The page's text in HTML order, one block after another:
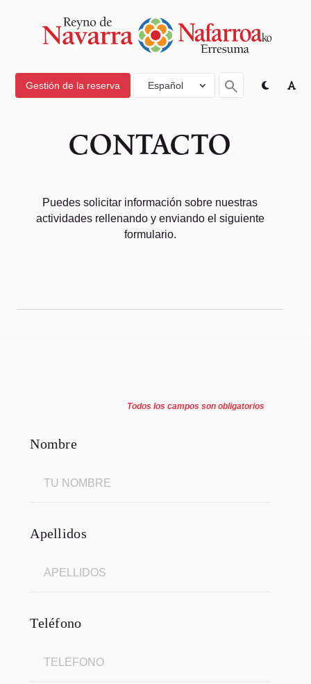
Gestión de la reserva Español
CONTACTO
Puedes solicitar información sobre nuestras
actividades rellenando y enviando el siguiente
formulario.
Todos los campos son obligatorios
Nombre
Apellidos
Teléfono